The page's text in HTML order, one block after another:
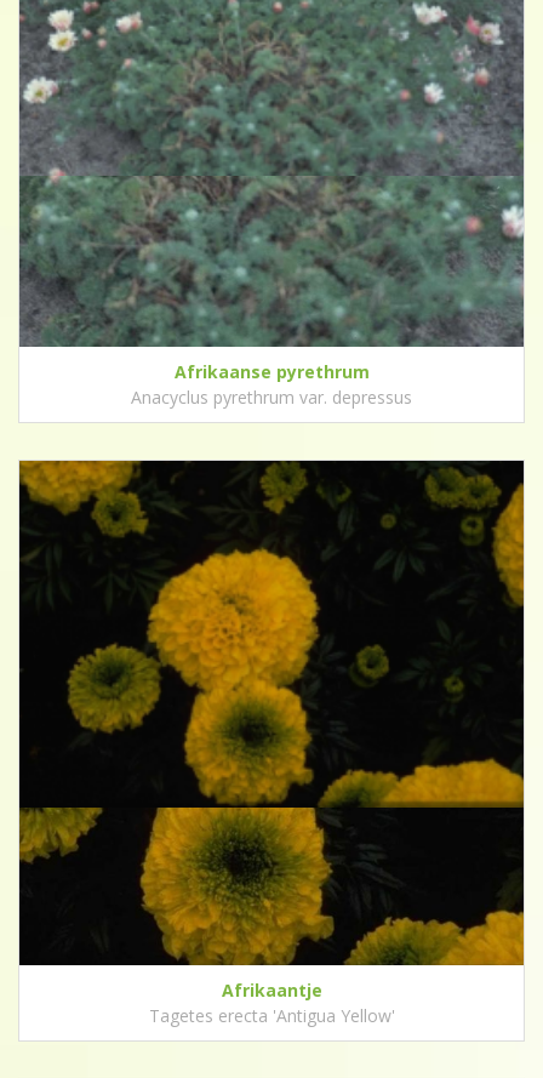
Afrikaanse pyrethrum
Anacyclus pyrethrum var. depressus
Afrikaantje
Tagetes erecta 'Antigua Yellow'